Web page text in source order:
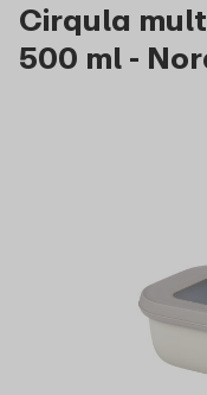
Cirqula
500 ml -